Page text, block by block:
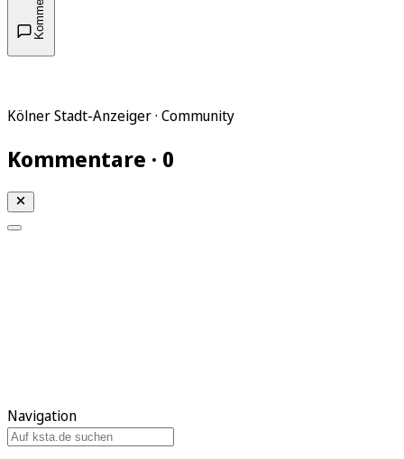
Kölner Stadt-Anzeiger · Community
Kommentare · 0
Navigation